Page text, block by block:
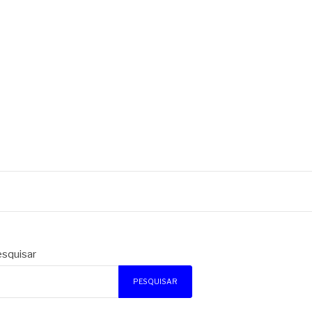
PESQUISAR